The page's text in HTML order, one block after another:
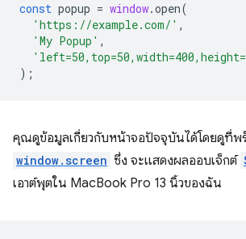
const popup = window.open(
'https://example.com/' ,
'My Popup' ,
);
คุณดูข้อมูลเกี่ยวกับหน้าจอปัจจุบันได้โดยดูที่พ
window.screen ซึ่ง จะแสดงผลออบเจ็กต์
เอาต์พุตใน MacBook Pro 13 นิ้วของฉัน